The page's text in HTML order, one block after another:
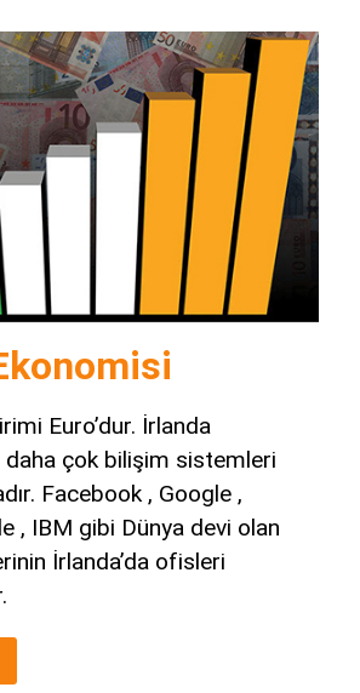
Euro’dur. İrlanda
çok bilişim sistemleri
Facebook , Google ,
, IBM gibi Dünya devi olan
İrlanda’da ofisleri